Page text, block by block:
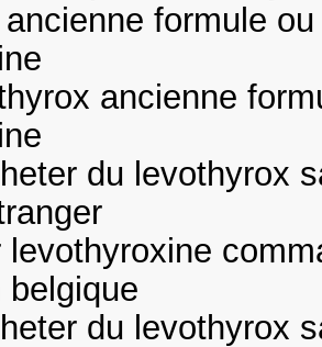
ancienne formule
ancienne
du levothyrox
levothyroxine
belgique
du levothyrox